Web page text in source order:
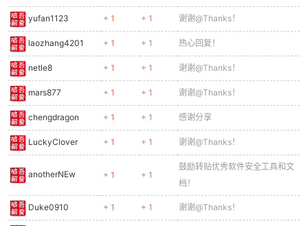
cn
yufan1123 + 1 + 1 谢谢@Thanks！
laozhang4201 + 1 + 1 热心回复！
netle8 + 1 + 1 谢谢@Thanks！
mars877 + 1 + 1 谢谢@Thanks！
chengdragon + 1 + 1 感谢分享
LuckyClover + 1 + 1 谢谢@Thanks！
anotherNEw + 1 + 1
鼓励转贴优秀软件安全工具和文
档！
Duke0910 + 1 + 1 谢谢@Thanks！